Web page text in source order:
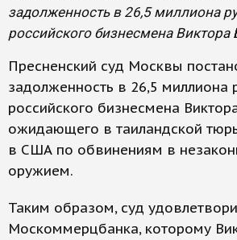
задолженность в 26,5 миллиона
российского бизнесмена Виктора
Пресненский суд Москвы
задолженность в 26,5 миллиона
российского бизнесмена
ожидающего в таиландской
в США по обвинениям в
оружием.
Таким образом, суд
Москоммерцбанка, которому